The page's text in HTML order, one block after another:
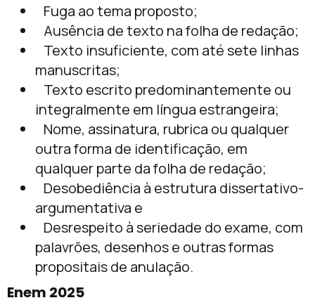
Fuga ao tema proposto;
Ausência de texto na folha de redação;
Texto insuficiente, com até sete linhas
manuscritas;
Texto escrito predominantemente ou
integralmente em língua estrangeira;
Nome, assinatura, rubrica ou qualquer
outra forma de identificação, em
qualquer parte da folha de redação;
Desobediência à estrutura dissertativo-
argumentativa e
Desrespeito à seriedade do exame, com
palavrões, desenhos e outras formas
propositais de anulação.
Enem 2025